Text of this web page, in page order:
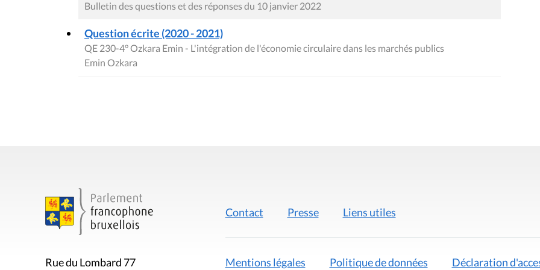
Bulletin des questions et des réponses du 10 janvier 2022
Question écrite (2020 - 2021)
QE 230-4° Ozkara Emin - L'intégration de l'économie circulaire dans les marchés publics
Emin Ozkara
Rue du Lombard 77
Contact Presse Liens utiles
Mentions légales Politique de données Déclaration